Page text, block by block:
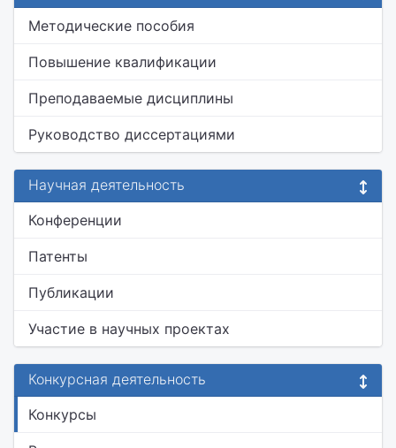
Методические пособия
Повышение квалификации
Преподаваемые дисциплины
Руководство диссертациями
Научная деятельность
Конференции
Патенты
Публикации
Участие в научных проектах
Конкурсная деятельность
Конкурсы